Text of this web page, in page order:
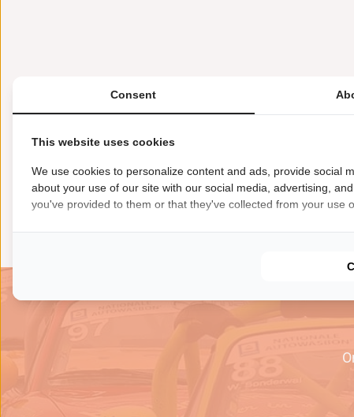
Consent
This website uses cookies
We use cookies to personalize content and ads, provide social
about your use of our site with our social media, advertising,
you've provided to them or that they've collected from your use